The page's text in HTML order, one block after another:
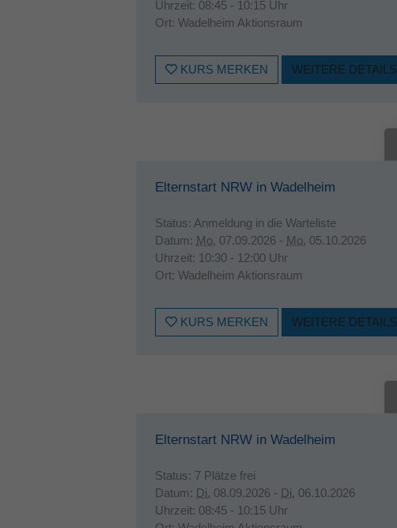
Uhrzeit: 08:45 - 10:15 Uhr
Ort: Wadelheim Aktionsraum
KURS MERKEN WEITERE DETAILS
Elternstart NRW in Wadelheim
Status: Anmeldung in die Warteliste
Datum: Mo. 07.09.2026 - Mo. 05.10.2026
Uhrzeit: 10:30 - 12:00 Uhr
Ort: Wadelheim Aktionsraum
KURS MERKEN WEITERE DETAILS
Elternstart NRW in Wadelheim
Status: 7 Plätze frei
Datum: Di. 08.09.2026 - Di. 06.10.2026
Uhrzeit: 08:45 - 10:15 Uhr